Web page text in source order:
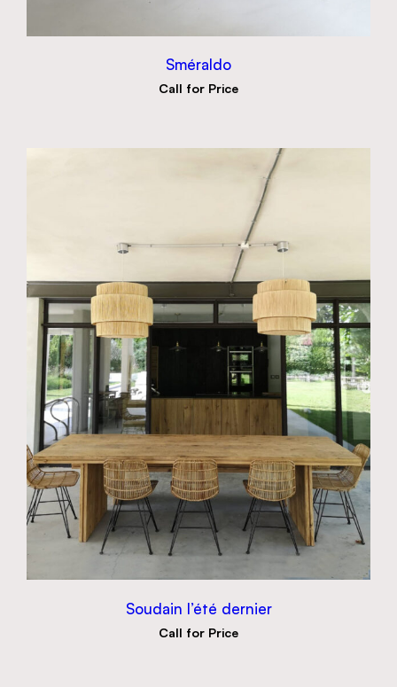
Sméraldo
Call for Price
Soudain l’été dernier
Call for Price